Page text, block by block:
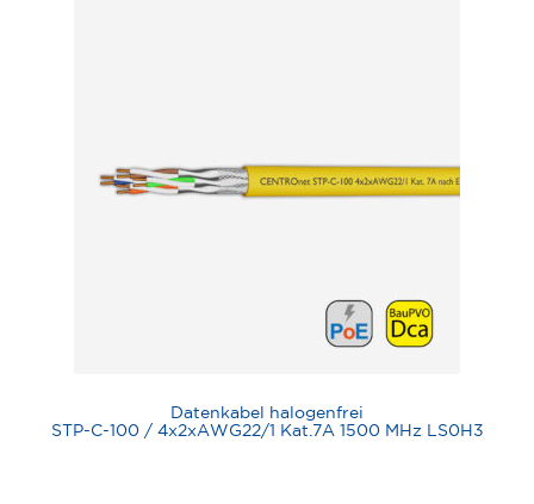
Datenkabel halogenfrei
STP-C-100 / 4x2xAWG22/1 Kat.7A 1500 MHz LS0H3